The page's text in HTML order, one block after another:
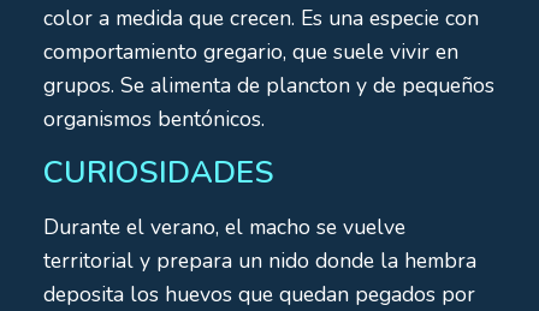
color a medida que crecen. Es una especie con
comportamiento gregario, que suele vivir en
grupos. Se alimenta de plancton y de pequeños
organismos bentónicos.
CURIOSIDADES
Durante el verano, el macho se vuelve
territorial y prepara un nido donde la hembra
deposita los huevos que quedan pegados por